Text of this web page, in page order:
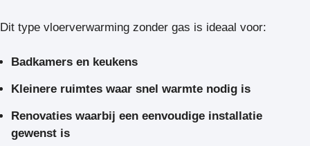
Dit type vloerverwarming zonder gas is ideaal voor:
Badkamers en keukens
Kleinere ruimtes waar snel warmte nodig is
Renovaties waarbij een eenvoudige installatie
gewenst is